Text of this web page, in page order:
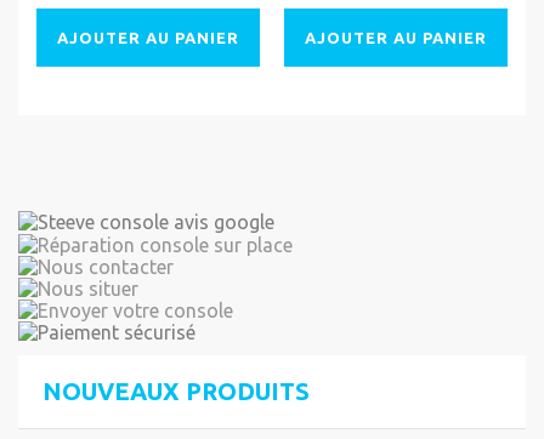
AJOUTER AU PANIER AJOUTER AU PANIER
NOUVEAUX PRODUITS